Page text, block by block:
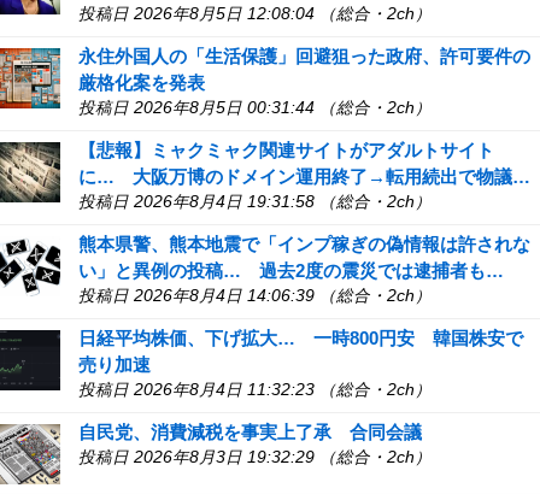
投稿日 2026年8月5日 12:08:04 （総合・2ch）
永住外国人の「生活保護」回避狙った政府、許可要件の
厳格化案を発表
投稿日 2026年8月5日 00:31:44 （総合・2ch）
【悲報】ミャクミャク関連サイトがアダルトサイト
に… 大阪万博のドメイン運用終了→転用続出で物議…
投稿日 2026年8月4日 19:31:58 （総合・2ch）
熊本県警、熊本地震で「インプ稼ぎの偽情報は許されな
い」と異例の投稿… 過去2度の震災では逮捕者も…
投稿日 2026年8月4日 14:06:39 （総合・2ch）
日経平均株価、下げ拡大… 一時800円安 韓国株安で
売り加速
投稿日 2026年8月4日 11:32:23 （総合・2ch）
自民党、消費減税を事実上了承 合同会議
投稿日 2026年8月3日 19:32:29 （総合・2ch）